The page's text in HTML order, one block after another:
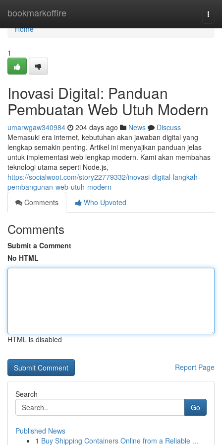
bookmarkoffire
Home
Home
1
Inovasi Digital: Panduan
Pembuatan Web Utuh Modern
umarwgaw340984 204 days ago News
Discuss
Memasuki era internet, kebutuhan akan jawaban digital yang
lengkap semakin penting. Artikel ini menyajikan panduan jelas
untuk implementasi web lengkap modern. Kami akan membahas
teknologi utama seperti Node.js,
https://socialwoot.com/story22779332/inovasi-digital-langkah-
pembangunan-web-utuh-modern
Comments
Who Upvoted
Comments
Submit a Comment
No HTML
HTML is disabled
Report Page
Search
Go
Published News
1 Buy Shipping Containers Online from a Reliable ...